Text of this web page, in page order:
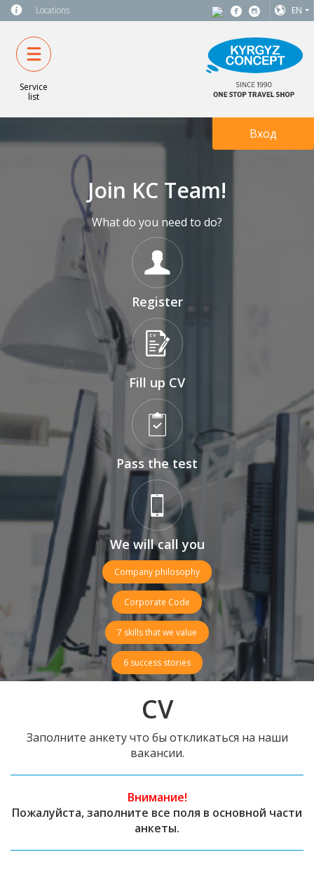
Locations EN
Service
list
Join KC Team!
What do you need to do?
Register
Fill up CV
Pass the test
We will call you
Company philosophy
Corporate Code
7 skills that we value
6 success stories
Вход
CV
Заполните анкету что бы откликаться на наши
вакансии.
Внимание!
Пожалуйста, заполните все поля в основной части
анкеты.